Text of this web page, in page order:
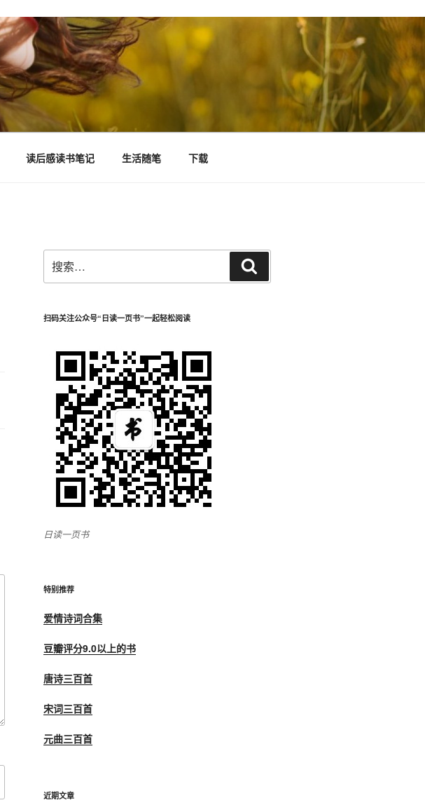
读后感读书笔记 生活随笔 下载
索：
索
扫码关注公众号“日读一页书”一起轻松阅读
日读一页书
特别推荐
爱情诗词合集
豆瓣评分9.0以上的书
唐诗三百首
宋词三百首
元曲三百首
近期文章